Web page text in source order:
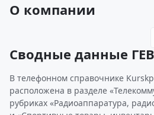
О компании
Сводные данные
В телефонном справочнике
расположена в разделе
рубриках «Радиоаппаратура,